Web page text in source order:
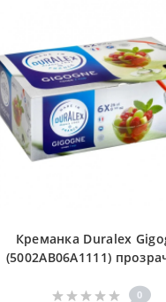
Креманка Duralex
(5002AB06A1111)
0